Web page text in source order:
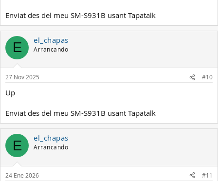
Enviat des del meu SM-S931B usant Tapatalk
E el_chapas
Arrancando
27 Nov 2025 #10
Up
Enviat des del meu SM-S931B usant Tapatalk
E el_chapas
Arrancando
24 Ene 2026 #11